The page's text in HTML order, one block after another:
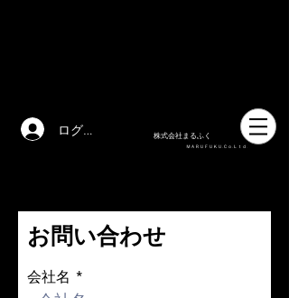
株式会社まるふく
ＭＡＲＵＦＵＫＵ.Ｃｏ.Ｌｔｄ
ログイン
お問い合わせ
会社名